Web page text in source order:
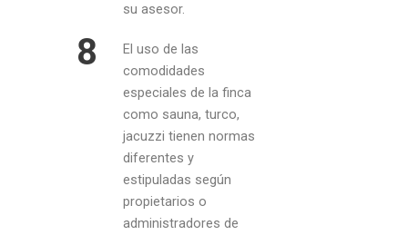
su asesor.
8
El uso de las
comodidades
especiales de la finca
como sauna, turco,
jacuzzi tienen normas
diferentes y
estipuladas según
propietarios o
administradores de